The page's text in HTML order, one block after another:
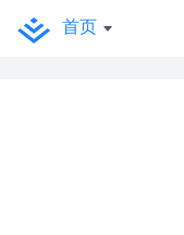
首页